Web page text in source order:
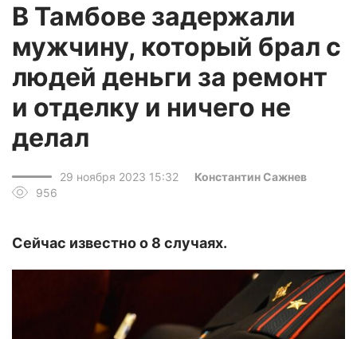
В Тамбове задержали
мужчину, который брал с
людей деньги за ремонт
и отделку и ничего не
делал
29 ноября 2023 15:32
Константин Сажнев
956
Сейчас известно о 8 случаях.